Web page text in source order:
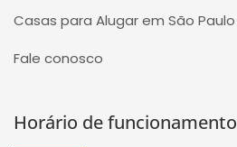
Casas para Alugar em São Paulo
Fale conosco
Horário de funcionamento